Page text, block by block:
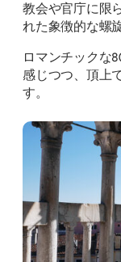
教会や官庁に限
れた象徴的な螺
ロマンチックな
感じつつ、頂上
す。